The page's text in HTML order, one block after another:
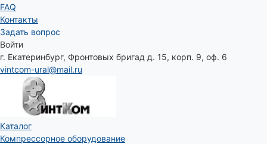
FAQ
Контакты
Задать вопрос
Войти
г. Екатеринбург, Фронтовых бригад д. 15, корп. 9, оф. 6
vintcom-ural@mail.ru
Каталог
Компрессорное оборудование